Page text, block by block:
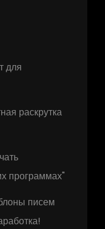
для
раскрутка
программах"
писем